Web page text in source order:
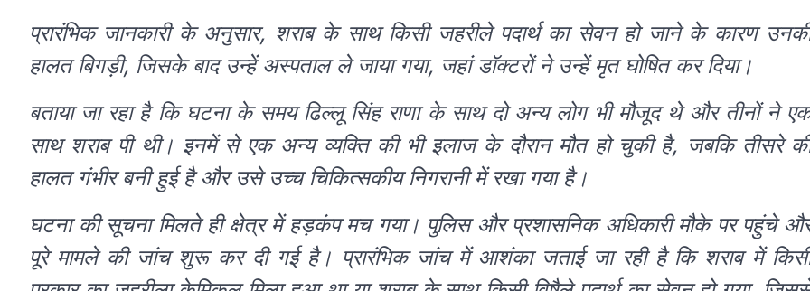
प्रारंभिक जानकारी के अनुसार, शराब के साथ किसी जहरीले पदार्थ का सेवन हो जाने के कारण
हालत बिगड़ी, जिसके बाद उन्हें अस्पताल ले जाया गया, जहां डॉक्टरों ने उन्हें मृत घोषित कर दिया।
बताया जा रहा है कि घटना के समय ढिल्लू सिंह राणा के साथ दो अन्य लोग भी मौजूद थे और तीनों ने
साथ शराब पी थी। इनमें से एक अन्य व्यक्ति की भी इलाज के दौरान मौत हो चुकी है, जबकि तीसरे
हालत गंभीर बनी हुई है और उसे उच्च चिकित्सकीय निगरानी में रखा गया है।
घटना की सूचना मिलते ही क्षेत्र में हड़कंप मच गया। पुलिस और प्रशासनिक अधिकारी मौके पर पहुंचे
पूरे मामले की जांच शुरू कर दी गई है। प्रारंभिक जांच में आशंका जताई जा रही है कि शराब में